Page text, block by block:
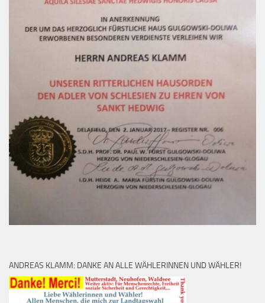
ANDREAS KLAMM: DANKE AN ALLE WÄHLERINNEN UND WÄHLER!